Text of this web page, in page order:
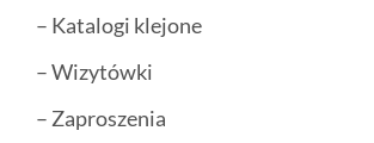
– Katalogi klejone
– Wizytówki
– Zaproszenia